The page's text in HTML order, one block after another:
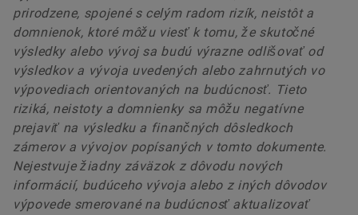
prirodzene, spojené s celým radom rizík, neistôt a
domnienok, ktoré môžu viesť k tomu, že skutočné
výsledky alebo vývoj sa budú výrazne odlišovať od
výsledkov a vývoja uvedených alebo zahrnutých vo
výpovediach orientovaných na budúcnosť. Tieto
riziká, neistoty a domnienky sa môžu negatívne
prejaviť na výsledku a finančných dôsledkoch
zámerov a vývojov popísaných v tomto dokumente.
Nejestvuje žiadny záväzok z dôvodu nových
informácií, budúceho vývoja alebo z iných dôvodov
výpovede smerované na budúcnosť aktualizovať